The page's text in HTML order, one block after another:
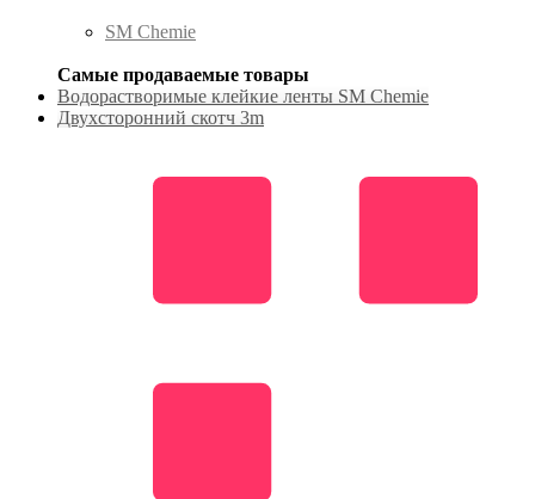
SM Chemie
Самые продаваемые товары
Водорастворимые клейкие ленты SM Chemie
Двухсторонний скотч 3m